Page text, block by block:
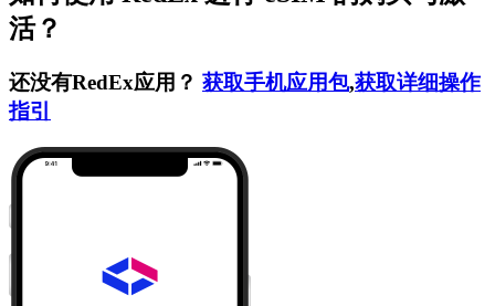
活？
还没有RedEx应用？ 获取手机应用包,获取详细操作
指引